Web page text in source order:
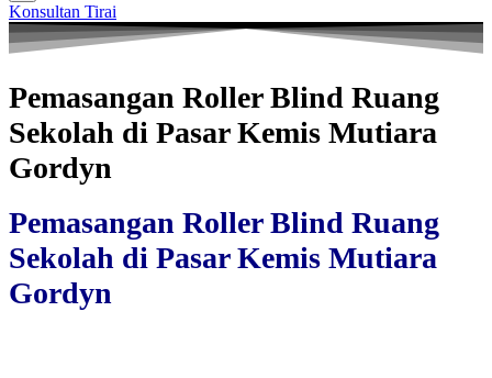
Konsultan Tirai
Pemasangan Roller Blind Ruang
Sekolah di Pasar Kemis Mutiara
Gordyn
Pemasangan Roller Blind Ruang
Sekolah di Pasar Kemis Mutiara
Gordyn